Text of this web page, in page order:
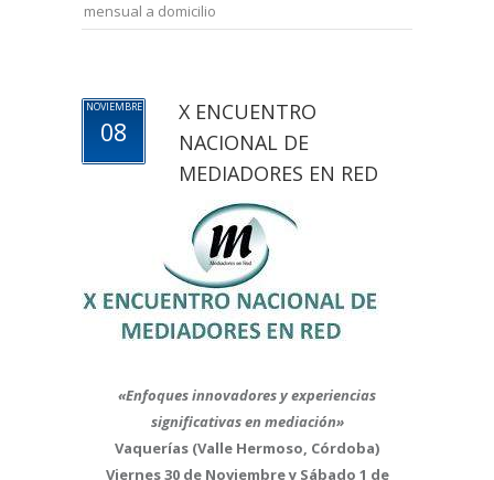
mensual a domicilio
NOVIEMBRE
08
X ENCUENTRO
NACIONAL DE
MEDIADORES EN RED
«Enfoques innovadores y experiencias
significativas en mediación»
Vaquerías (Valle Hermoso, Córdoba)
Viernes 30 de Noviembre y Sábado 1 de